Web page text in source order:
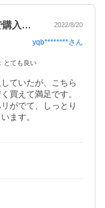
いつも山田養蜂場の通販サイトで購入して… 2022/8/20
yqb********さん
： とても良い
ていたが、こちら
買えて満足です。
がでて、しっとり
ます。